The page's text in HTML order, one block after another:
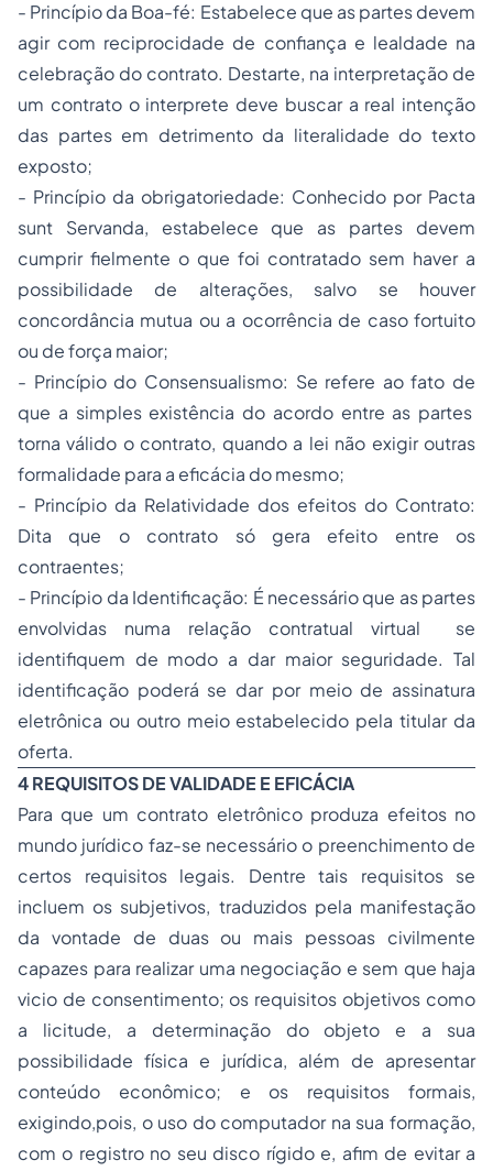
- Princípio da Boa-fé: Estabelece que as partes devem
agir com reciprocidade de confiança e lealdade na
celebração do contrato. Destarte, na interpretação de
um contrato o interprete deve buscar a real intenção
das partes em detrimento da literalidade do texto
exposto;
- Princípio da obrigatoriedade: Conhecido por Pacta
sunt Servanda, estabelece que as partes devem
cumprir fielmente o que foi contratado sem haver a
possibilidade de alterações, salvo se houver
concordância mutua ou a ocorrência de caso fortuito
ou de força maior;
- Princípio do Consensualismo: Se refere ao fato de
que a simples existência do acordo entre as partes
torna válido o contrato, quando a lei não exigir outras
formalidade para a eficácia do mesmo;
- Princípio da Relatividade dos efeitos do Contrato:
Dita que o contrato só gera efeito entre os
contraentes;
- Princípio da Identificação: É necessário que as partes
envolvidas numa relação contratual virtual se
identifiquem de modo a dar maior seguridade. Tal
identificação poderá se dar por meio de assinatura
eletrônica ou outro meio estabelecido pela titular da
oferta.
4 REQUISITOS DE VALIDADE E EFICÁCIA
Para que um contrato eletrônico produza efeitos no
mundo jurídico faz-se necessário o preenchimento de
certos requisitos legais. Dentre tais requisitos se
incluem os subjetivos, traduzidos pela manifestação
da vontade de duas ou mais pessoas civilmente
capazes para realizar uma negociação e sem que haja
vicio de consentimento; os requisitos objetivos como
a licitude, a determinação do objeto e a sua
possibilidade física e jurídica, além de apresentar
conteúdo econômico; e os requisitos formais,
exigindo,pois, o uso do computador na sua formação,
com o registro no seu disco rígido e, afim de evitar a